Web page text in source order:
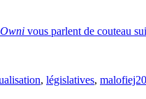
Owni vous parlent de couteau
, législatives, malofiej20